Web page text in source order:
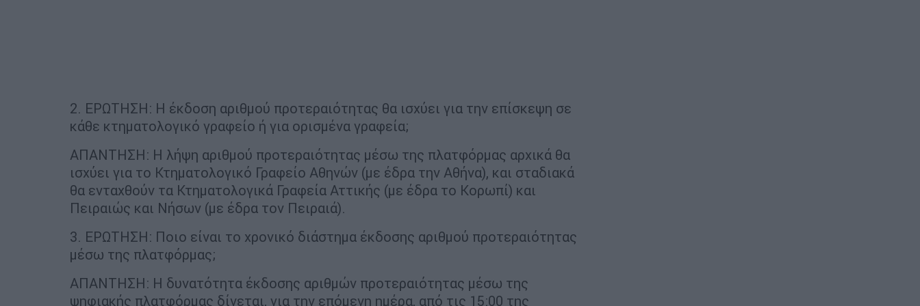
2. ΕΡΩΤΗΣΗ: Η έκδοση αριθμού προτεραιότητας θα ισχύει για την επίσκεψη σε
κάθε κτηματολογικό γραφείο ή για ορισμένα γραφεία;
ΑΠΑΝΤΗΣΗ: Η λήψη αριθμού προτεραιότητας μέσω της πλατφόρμας αρχικά θα
ισχύει για το Κτηματολογικό Γραφείο Αθηνών (με έδρα την Αθήνα), και σταδιακά
θα ενταχθούν τα Κτηματολογικά Γραφεία Αττικής (με έδρα το Κορωπί) και
Πειραιώς και Νήσων (με έδρα τον Πειραιά).
3. ΕΡΩΤΗΣΗ: Ποιο είναι το χρονικό διάστημα έκδοσης αριθμού προτεραιότητας
μέσω της πλατφόρμας;
ΑΠΑΝΤΗΣΗ: Η δυνατότητα έκδοσης αριθμών προτεραιότητας μέσω της
ψηφιακής πλατφόρμας δίνεται, για την επόμενη ημέρα, από τις 15:00 της